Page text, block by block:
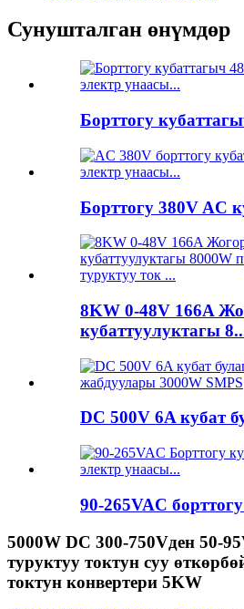
Сунушталган өнүмдөр
Борттогу
Борттогу 380V AC
8KW 0-48V 166A
кубаттуулуктагы
DC 500V 6A кубат
90-265VAC
5000W DC 300-750Vден 50-
туруктуу токтун суу
токтун конвертери 5KW